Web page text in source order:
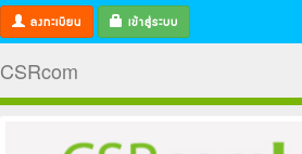
ลงทะเบียน เข้าสู่ระบบ
CSRcom